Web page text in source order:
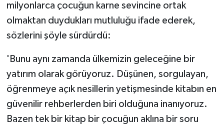
milyonlarca çocuğun karne sevincine ortak
olmaktan duydukları mutluluğu ifade ederek,
sözlerini şöyle sürdürdü:
'Bunu aynı zamanda ülkemizin geleceğine bir
yatırım olarak görüyoruz. Düşünen, sorgulayan,
öğrenmeye açık nesillerin yetişmesinde kitabın en
güvenilir rehberlerden biri olduğuna inanıyoruz.
Bazen tek bir kitap bir çocuğun aklına bir soru